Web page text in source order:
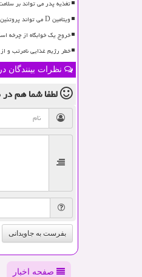
تغذیه پدر می تواند بر
ویتامین D می تواند پروتئین های سمی آلزایمر را کم کند
خروج یک خوابگاه از چرخه
خطر رژیم غذایی نامرتب و
نظرات بینندگان
لطفا شما هم
بفرست به جاویدانی
صفحه اخبار